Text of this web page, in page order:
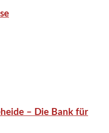
– Die Bank für